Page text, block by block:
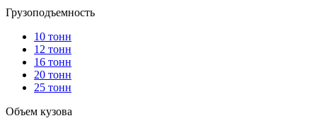
Грузоподъемность
10 тонн
12 тонн
16 тонн
20 тонн
25 тонн
Объем кузова